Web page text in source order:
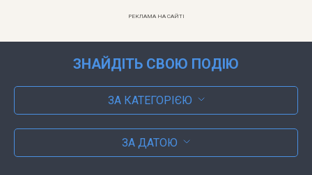
РЕКЛАМА НА САЙТІ
ЗНАЙДІТЬ СВОЮ ПОДІЮ
ЗА КАТЕГОРІЄЮ
ЗА ДАТОЮ